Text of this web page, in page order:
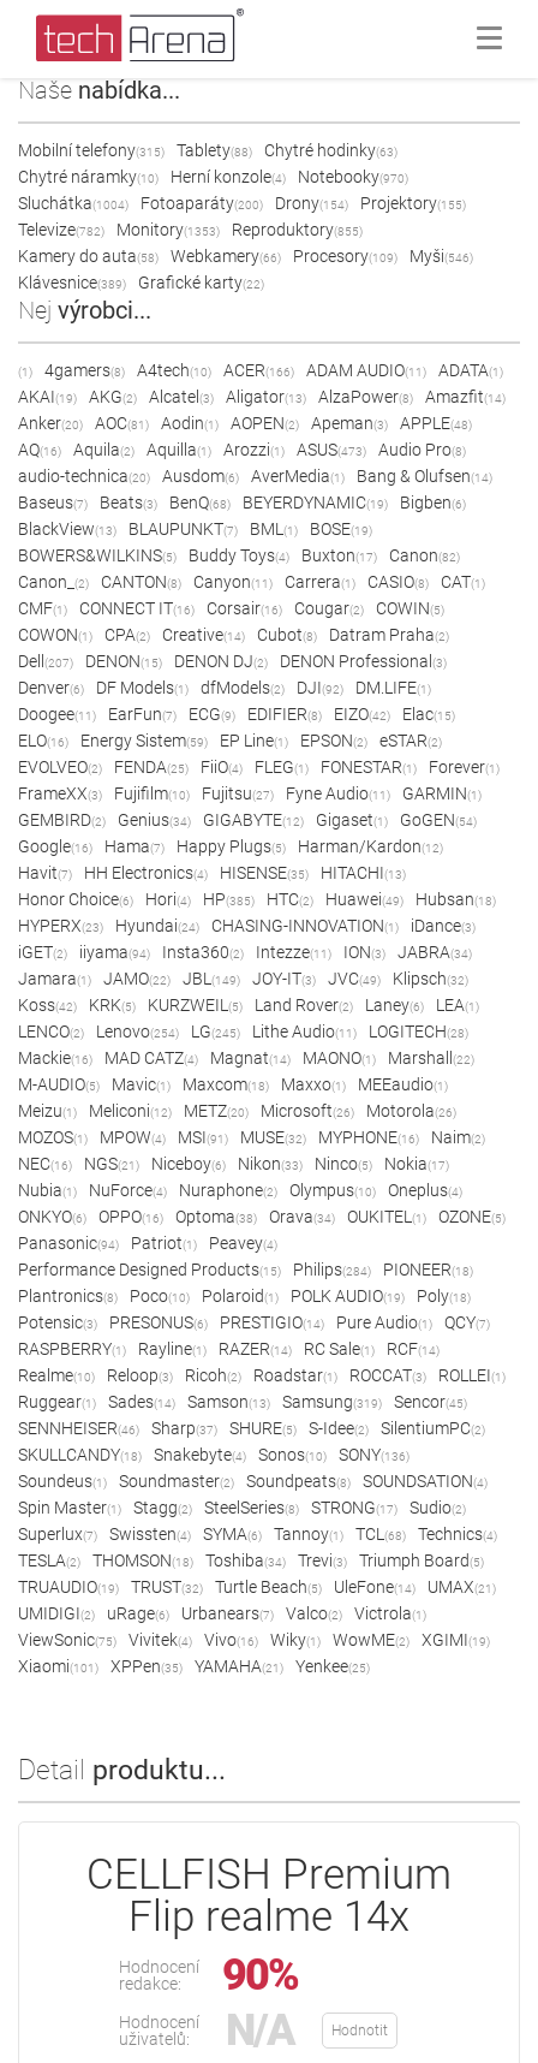
Naše nabídka...
Mobilní telefony(315) Tablety(88) Chytré hodinky(63)
Chytré náramky(10) Herní konzole(4) Notebooky(970)
Sluchátka(1004) Fotoaparáty(200) Drony(154) Projektory(155)
Televize(782) Monitory(1353) Reproduktory(855)
Kamery do auta(58) Webkamery(66) Procesory(109) Myši(546)
Klávesnice(389) Grafické karty(22)
Nej výrobci...
(1) 4gamers(8) A4tech(10) ACER(166) ADAM AUDIO(11) ADATA(1)
AKAI(19) AKG(2) Alcatel (3) Aligator(13) AlzaPower(8) Amazfit(14)
Anker(20) AOC(81) Aodin(1) AOPEN(2) Apeman(3) APPLE(48)
AQ(16) Aquila(2) Aquilla(1) Arozzi(1) ASUS(473) Audio Pro(8)
audio-technica(20) Ausdom(6) AverMedia(1) Bang & Olufsen(14)
Baseus(7) Beats(3) BenQ(68) BEYERDYNAMIC(19) Bigben(6)
BlackView(13) BLAUPUNKT(7) BML (1) BOSE(19)
BOWERS&WILKINS(5) Buddy Toys(4) Buxton(17) Canon(82)
Canon_ (2) CANTON(8) Canyon(11) Carrera(1) CASIO(8) CAT(1)
CMF(1) CONNECT IT(16) Corsair(16) Cougar(2) COWIN(5)
COWON(1) CPA(2) Creative(14) Cubot(8) Datram Praha(2)
Dell (207) DENON(15) DENON DJ(2) DENON Professional (3)
Denver(6) DF Models(1) dfModels(2) DJI(92) DM.LIFE(1)
Doogee(11) EarFun(7) ECG(9) EDIFIER(8) EIZO(42) Elac(15)
ELO(16) Energy Sistem(59) EP Line(1) EPSON(2) eSTAR(2)
EVOLVEO(2) FENDA(25) FiiO(4) FLEG(1) FONESTAR(1) Forever(1)
FrameXX(3) Fujifilm(10) Fujitsu(27) Fyne Audio(11) GARMIN(1)
GEMBIRD(2) Genius(34) GIGABYTE(12) Gigaset(1) GoGEN(54)
Google(16) Hama(7) Happy Plugs(5) Harman/Kardon(12)
Havit(7) HH Electronics(4) HISENSE(35) HITACHI(13)
Honor Choice(6) Hori(4) HP(385) HTC(2) Huawei(49) Hubsan(18)
HYPERX(23) Hyundai(24) CHASING-INNOVATION(1) iDance(3)
iGET(2) iiyama(94) Insta360(2) Intezze(11) ION(3) JABRA(34)
Jamara(1) JAMO(22) JBL (149) JOY-IT(3) JVC(49) Klipsch(32)
Koss(42) KRK(5) KURZWEIL (5) Land Rover(2) Laney(6) LEA(1)
LENCO(2) Lenovo(254) LG(245) Lithe Audio(11) LOGITECH(28)
Mackie(16) MAD CATZ(4) Magnat(14) MAONO(1) Marshall (22)
M-AUDIO(5) Mavic(1) Maxcom(18) Maxxo(1) MEEaudio(1)
Meizu(1) Meliconi(12) METZ(20) Microsoft(26) Motorola(26)
MOZOS(1) MPOW(4) MSI(91) MUSE(32) MYPHONE(16) Naim(2)
NEC(16) NGS(21) Niceboy(6) Nikon(33) Ninco(5) Nokia(17)
Nubia(1) NuForce(4) Nuraphone(2) Olympus(10) Oneplus(4)
ONKYO(6) OPPO(16) Optoma(38) Orava(34) OUKITEL (1) OZONE(5)
Panasonic(94) Patriot(1) Peavey(4)
Performance Designed Products(15) Philips(284) PIONEER(18)
Plantronics(8) Poco(10) Polaroid(1) POLK AUDIO(19) Poly(18)
Potensic(3) PRESONUS(6) PRESTIGIO(14) Pure Audio(1) QCY(7)
RASPBERRY(1) Rayline(1) RAZER(14) RC Sale(1) RCF(14)
Realme(10) Reloop(3) Ricoh(2) Roadstar(1) ROCCAT(3) ROLLEI(1)
Ruggear(1) Sades(14) Samson(13) Samsung(319) Sencor(45)
SENNHEISER(46) Sharp(37) SHURE(5) S-Idee(2) SilentiumPC(2)
SKULLCANDY(18) Snakebyte(4) Sonos(10) SONY(136)
Soundeus(1) Soundmaster(2) Soundpeats(8) SOUNDSATION(4)
Spin Master(1) Stagg(2) SteelSeries(8) STRONG(17) Sudio(2)
Superlux(7) Swissten(4) SYMA(6) Tannoy(1) TCL (68) Technics(4)
TESLA(2) THOMSON(18) Toshiba(34) Trevi(3) Triumph Board(5)
TRUAUDIO(19) TRUST(32) Turtle Beach(5) UleFone(14) UMAX(21)
UMIDIGI(2) uRage(6) Urbanears(7) Valco(2) Victrola(1)
ViewSonic(75) Vivitek(4) Vivo(16) Wiky(1) WowME(2) XGIMI(19)
Xiaomi(101) XPPen(35) YAMAHA(21) Yenkee(25)
Detail produktu...
CELLFISH Premium
Flip realme 14x
Hodnocení
redakce:
90%
Hodnocení
uživatelů:
N/A Hodnotit